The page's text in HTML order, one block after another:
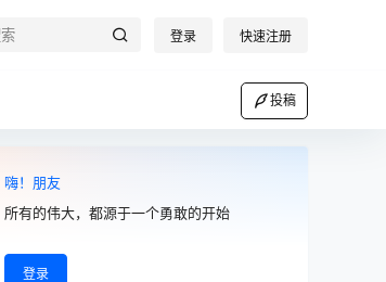
登录 快速注册
投稿
嗨！朋友
所有的伟大，都源于一个勇敢的开始
登录